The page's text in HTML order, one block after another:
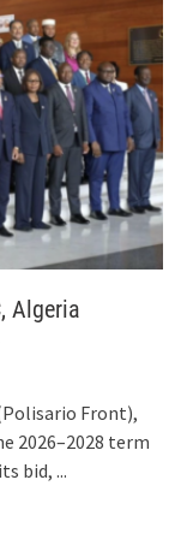
Algeria
Front),
2026–2028 term
bid, ...